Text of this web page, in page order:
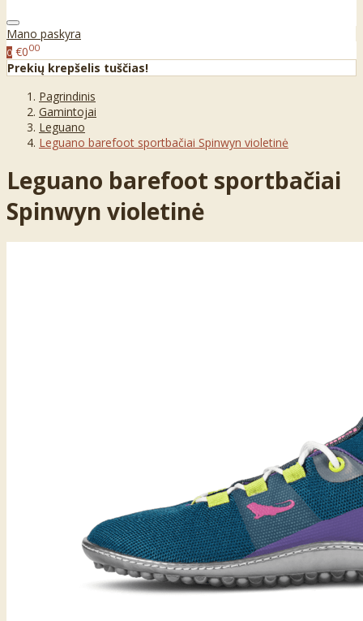
Mano paskyra
0 €000
Prekių krepšelis tuščias!
Pagrindinis
Gamintojai
Leguano
Leguano barefoot sportbačiai Spinwyn violetinė
Leguano barefoot sportbačiai
Spinwyn violetinė